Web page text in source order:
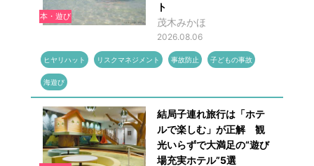
本・遊び
ト
茂木みかほ
2026.08.06
ヒヤリハット リスクマネジメント 事故防止 子どもの事故
海遊び
結局子連れ旅行は「ホテ
ルで楽しむ」が正解 観
光いらずで大満足の“遊び
場充実ホテル”5選